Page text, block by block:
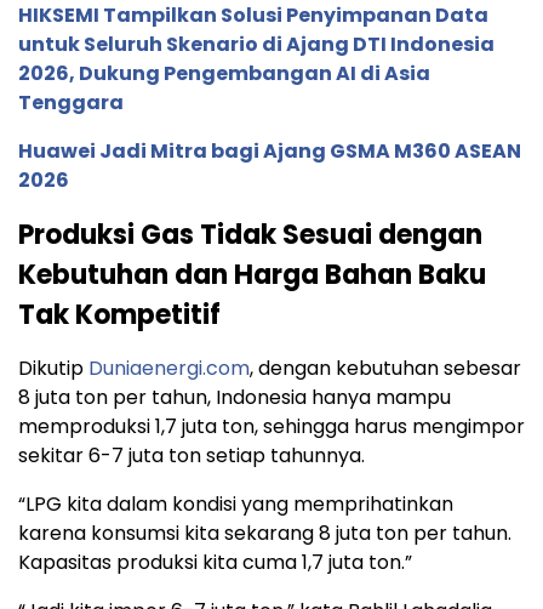
HIKSEMI Tampilkan Solusi Penyimpanan Data
untuk Seluruh Skenario di Ajang DTI Indonesia
2026, Dukung Pengembangan AI di Asia
Tenggara
Huawei Jadi Mitra bagi Ajang GSMA M360 ASEAN
2026
Produksi Gas Tidak Sesuai dengan
Kebutuhan dan Harga Bahan Baku
Tak Kompetitif
Dikutip Duniaenergi.com, dengan kebutuhan sebesar
8 juta ton per tahun, Indonesia hanya mampu
memproduksi 1,7 juta ton, sehingga harus mengimpor
sekitar 6-7 juta ton setiap tahunnya.
“LPG kita dalam kondisi yang memprihatinkan
karena konsumsi kita sekarang 8 juta ton per tahun.
Kapasitas produksi kita cuma 1,7 juta ton.”